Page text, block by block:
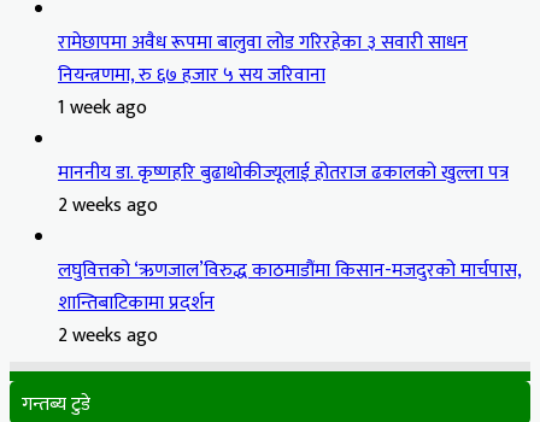
रामेछापमा अवैध रूपमा बालुवा लोड गरिरहेका ३ सवारी साधन
नियन्त्रणमा, रु ६७ हजार ५ सय जरिवाना
1 week ago
माननीय डा. कृष्णहरि बुढाथोकीज्यूलाई होतराज ढकालको खुल्ला पत्र
2 weeks ago
लघुवित्तको ‘ऋणजाल’विरुद्ध काठमाडौंमा किसान-मजदुरको मार्चपास,
शान्तिबाटिकामा प्रदर्शन
2 weeks ago
गन्तब्य टुडे